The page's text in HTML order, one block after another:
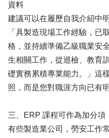
資料
建議可以在履歷自我介紹中
「具製造現場工作經驗，已
格，並持續準備乙級職業安
生相關工作，從巡檢、教育
礎實務累積專業能力。」這
照，而是您對職涯方向已有
三、ERP 課程可作為加分項
有些製造業公司，勞安工作